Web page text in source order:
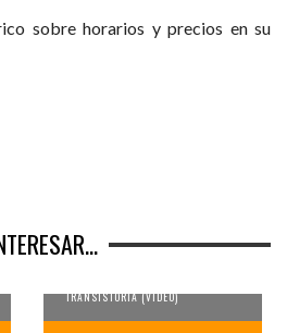
sobre horarios y precios en su
BARCELONA
TRANSISTORIA (VÍDEO)